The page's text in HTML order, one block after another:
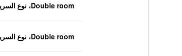
Double room، نوع السرير غير معروف
Double room، نوع السرير غير معروف